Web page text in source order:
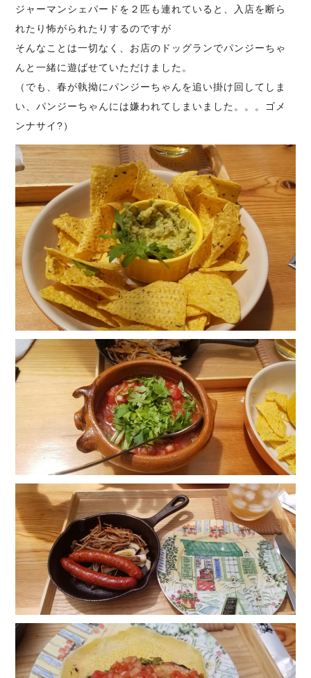
ジャーマンシェパードを２匹も連れていると、入店を断ら
れたり怖がられたりするのですが
そんなことは一切なく、お店のドッグランでパンジーちゃ
んと一緒に遊ばせていただけました。
（でも、春が執拗にパンジーちゃんを追い掛け回してしま
い、パンジーちゃんには嫌われてしまいました。。。ゴメ
ンナサイ?）